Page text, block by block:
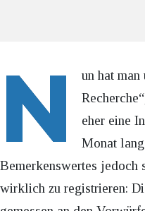
N
un hat
eher eine
Monat
Bemerkenswertes jedoch
wirklich zu registrieren: